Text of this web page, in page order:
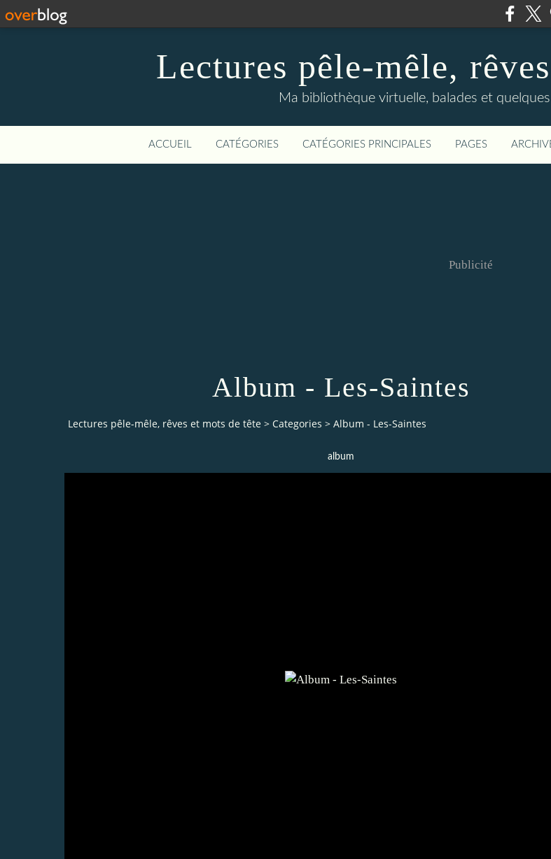
Lectures pêle-mêle,
Ma bibliothèque virtuelle, balades et
ACCUEIL CATÉGORIES CATÉGORIES PRINCIPALES PAGES
Publicité
Album - Les-Saintes
Lectures pêle-mêle, rêves et mots de tête > Categories > Album - Les-Saintes
album